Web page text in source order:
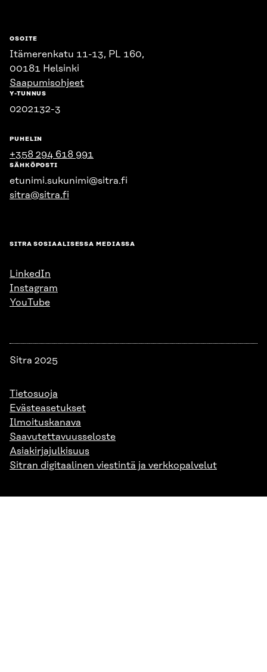
OSOITE
Itämerenkatu 11-13, PL 160,
00181 Helsinki
Saapumisohjeet
Y-TUNNUS
0202132-3
PUHELIN
+358 294 618 991
SÄHKÖPOSTI
etunimi.sukunimi@sitra.fi
sitra@sitra.fi
SITRA SOSIAALISESSA MEDIASSA
LinkedIn
Instagram
YouTube
Sitra 2025
Tietosuoja
Evästeasetukset
Ilmoituskanava
Saavutettavuusseloste
Asiakirjajulkisuus
Sitran digitaalinen viestintä ja verkkopalvelut